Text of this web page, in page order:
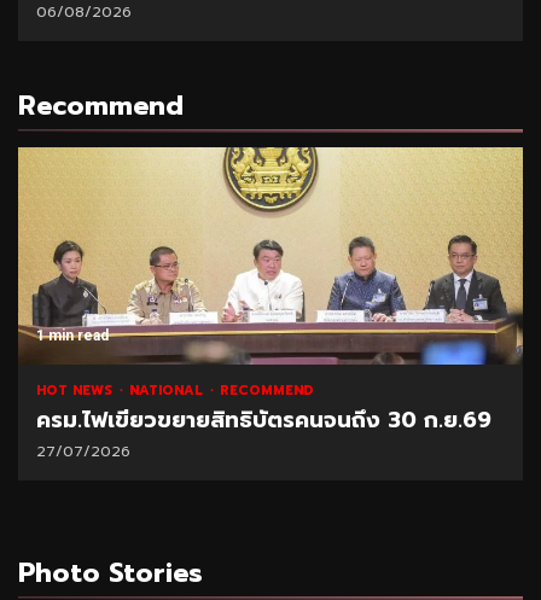
06/08/2026
Recommend
1 min read
HOT NEWS NATIONAL RECOMMEND
ครม.ไฟเขียวขยายสิทธิบัตรคนจนถึง 30 ก.ย.69
27/07/2026
Photo Stories